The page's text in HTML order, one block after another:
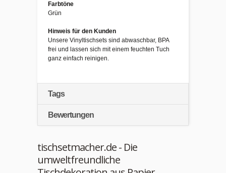
Farbtöne
Grün
Hinweis für den Kunden
Unsere Vinyltischsets sind abwaschbar, BPA
frei und lassen sich mit einem feuchten Tuch
ganz einfach reinigen.
Tags
Bewertungen
tischsetmacher.de - Die
umweltfreundliche